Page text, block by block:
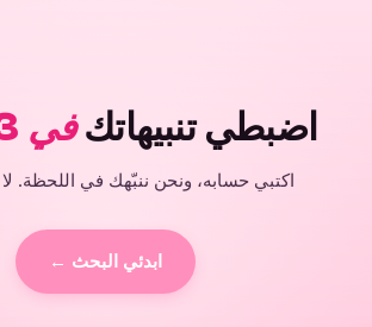
اضبطي تنبيهاتك في 3 دقائق.
اكتبي حسابه، ونحن ننبّهك في اللحظة. لا
ابدئي البحث ←